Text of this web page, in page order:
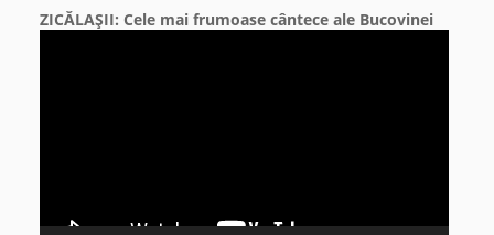
ZICĂLAŞII: Cele mai frumoase cântece ale Bucovinei